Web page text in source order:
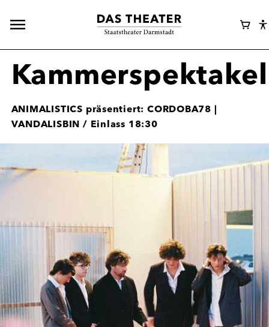
Hauptnavigation
Webshop
Kammerspektakel
ANIMALISTICS präsentiert: CORDOBA78 |
VANDALISBIN / Einlass 18:30